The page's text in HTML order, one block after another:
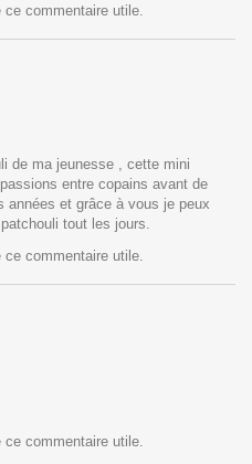
ce commentaire utile.
de ma jeunesse , cette mini
entre copains avant de
années et grâce à vous je peux
tout les jours.
ce commentaire utile.
ce commentaire utile.